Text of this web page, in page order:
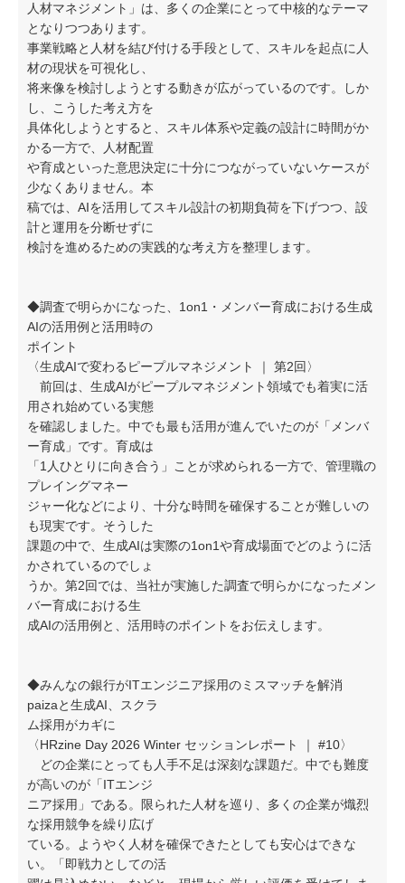
人材マネジメント」は、多くの企業にとって中核的なテーマ
となりつつあります。
事業戦略と人材を結び付ける手段として、スキルを起点に人
材の現状を可視化し、
将来像を検討しようとする動きが広がっているのです。しか
し、こうした考え方を
具体化しようとすると、スキル体系や定義の設計に時間がか
かる一方で、人材配置
や育成といった意思決定に十分につながっていないケースが
少なくありません。本
稿では、AIを活用してスキル設計の初期負荷を下げつつ、設
計と運用を分断せずに
検討を進めるための実践的な考え方を整理します。
◆調査で明らかになった、1on1・メンバー育成における生成
AIの活用例と活用時の
ポイント
〈生成AIで変わるピープルマネジメント ｜ 第2回〉
前回は、生成AIがピープルマネジメント領域でも着実に活
用され始めている実態
を確認しました。中でも最も活用が進んでいたのが「メンバ
ー育成」です。育成は
「1人ひとりに向き合う」ことが求められる一方で、管理職の
プレイングマネー
ジャー化などにより、十分な時間を確保することが難しいの
も現実です。そうした
課題の中で、生成AIは実際の1on1や育成場面でどのように活
かされているのでしょ
うか。第2回では、当社が実施した調査で明らかになったメン
バー育成における生
成AIの活用例と、活用時のポイントをお伝えします。
◆みんなの銀行がITエンジニア採用のミスマッチを解消
paizaと生成AI、スクラ
ム採用がカギに
〈HRzine Day 2026 Winter セッションレポート ｜ #10〉
どの企業にとっても人手不足は深刻な課題だ。中でも難度
が高いのが「ITエンジ
ニア採用」である。限られた人材を巡り、多くの企業が熾烈
な採用競争を繰り広げ
ている。ようやく人材を確保できたとしても安心はできな
い。「即戦力としての活